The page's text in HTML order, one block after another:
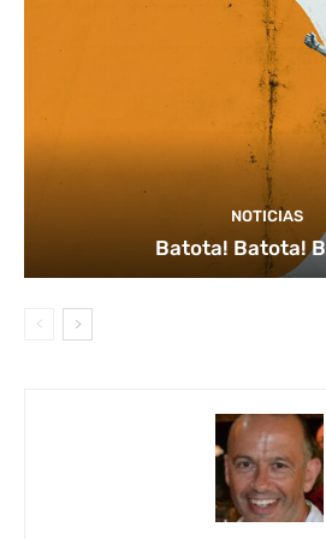
NOTICIAS
Batota! Batota!